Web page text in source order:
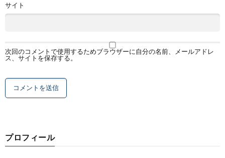
サイト
次回のコメントで使用するためブラウザーに自分の名前、メールアドレ
ス、サイトを保存する。
プロフィール